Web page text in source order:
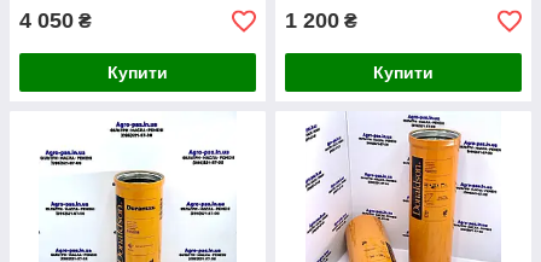
4 050 ₴
Купити
1 200 ₴
Купити